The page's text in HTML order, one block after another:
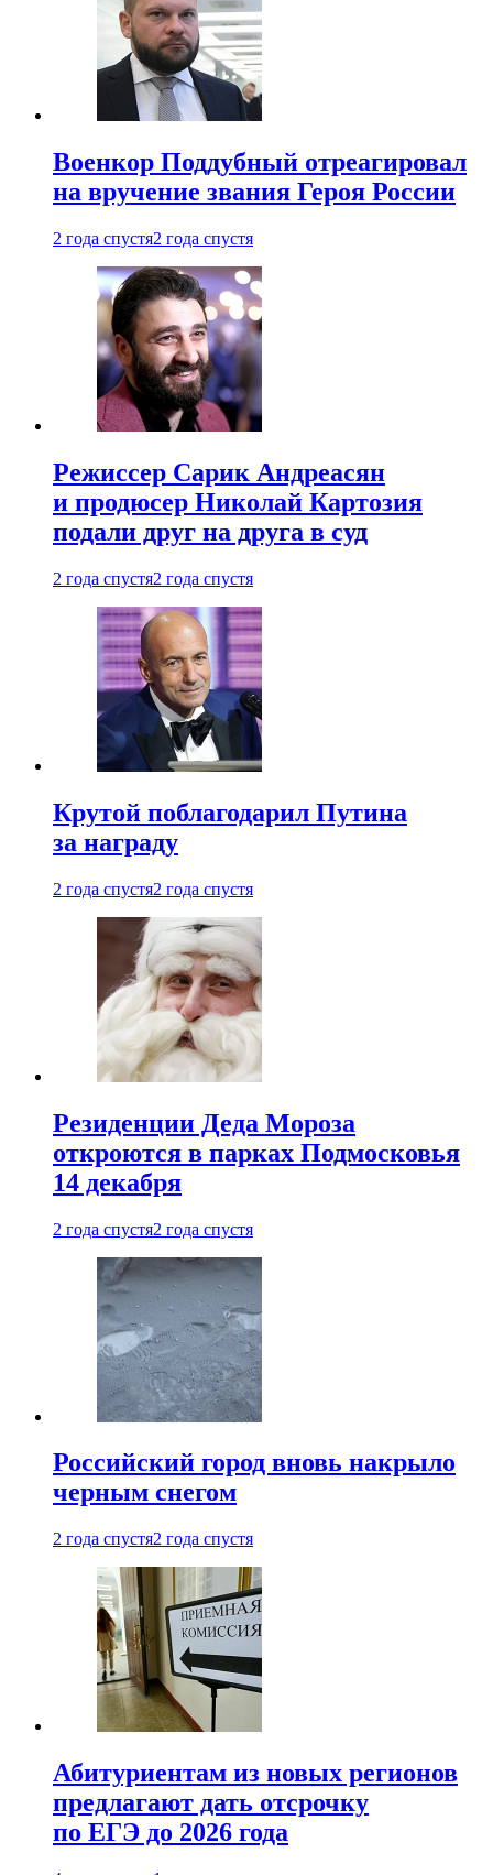
Военкор Поддубный отреагировал
на вручение звания Героя России
2 года спустя2 года спустя
Режиссер Сарик Андреасян
и продюсер Николай Картозия
подали друг на друга в суд
2 года спустя2 года спустя
Крутой поблагодарил Путина
за награду
2 года спустя2 года спустя
Резиденции Деда Мороза
откроются в парках Подмосковья
14 декабря
2 года спустя2 года спустя
Российский город вновь накрыло
черным снегом
2 года спустя2 года спустя
Абитуриентам из новых регионов
предлагают дать отсрочку
по ЕГЭ до 2026 года